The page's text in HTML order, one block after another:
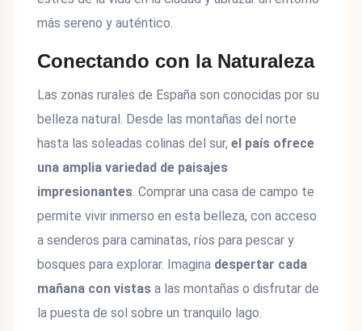
más sereno y auténtico.
Conectando con la Naturaleza
Las zonas rurales de España son conocidas por su
belleza natural. Desde las montañas del norte
hasta las soleadas colinas del sur, el país ofrece
una amplia variedad de paisajes
impresionantes. Comprar una casa de campo te
permite vivir inmerso en esta belleza, con acceso
a senderos para caminatas, ríos para pescar y
bosques para explorar. Imagina despertar cada
mañana con vistas a las montañas o disfrutar de
la puesta de sol sobre un tranquilo lago.